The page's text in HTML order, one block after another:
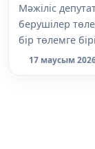
Мәжіліс
берушілер
бір төлемге
17 маусым